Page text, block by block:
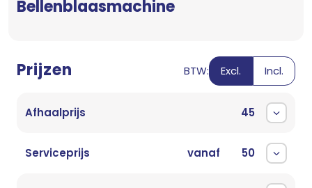
Bellenblaasmachine
Prijzen BTW: Excl. Incl.
Afhaalprijs 45
Serviceprijs vanaf 50